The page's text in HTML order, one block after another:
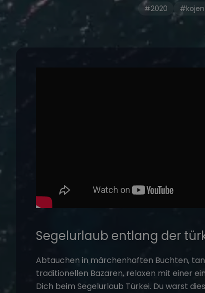
#2020
Segelurlaub entlang der
Abtauchen in märchenhaften Buchten,
traditionellen Bazaren, relaxen mit einer
Dich beim Segelurlaub Türkei. Du warst